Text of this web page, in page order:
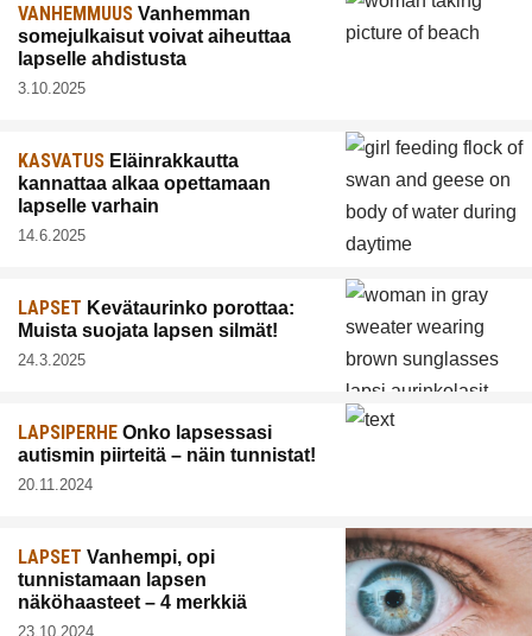
VANHEMMUUS Vanhemman
somejulkaisut voivat aiheuttaa
lapselle ahdistusta
3.10.2025
KASVATUS Eläinrakkautta
kannattaa alkaa opettamaan
lapselle varhain
14.6.2025
LAPSET Kevätaurinko porottaa:
Muista suojata lapsen silmät!
24.3.2025
LAPSIPERHE Onko lapsessasi
autismin piirteitä – näin tunnistat!
20.11.2024
LAPSET Vanhempi, opi
tunnistamaan lapsen
näköhaasteet – 4 merkkiä
23.10.2024